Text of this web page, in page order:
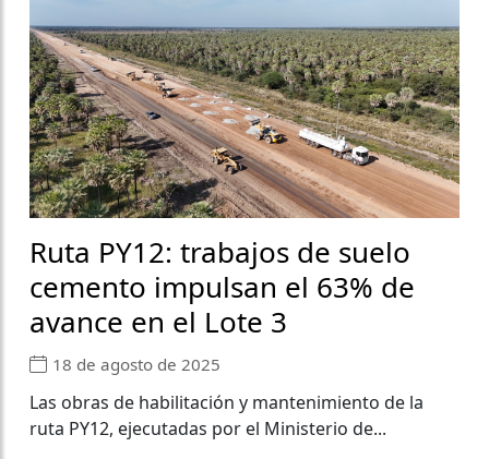
Ruta PY12: trabajos de suelo
cemento impulsan el 63% de
avance en el Lote 3
18 de agosto de 2025
Las obras de habilitación y mantenimiento de la
ruta PY12, ejecutadas por el Ministerio de...